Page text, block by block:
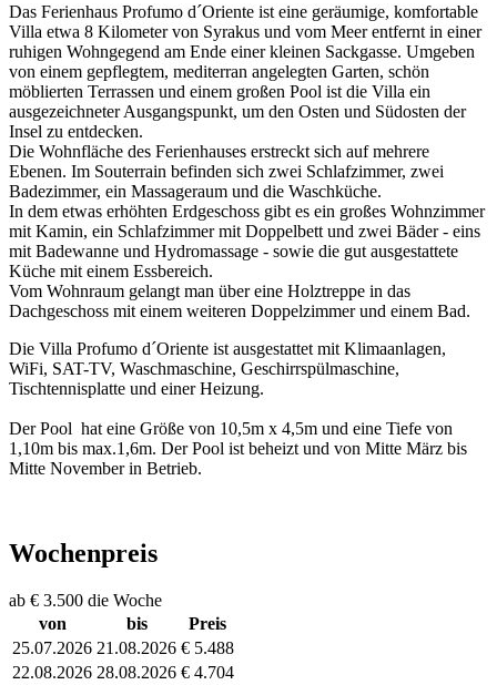
Das Ferienhaus Profumo d´Oriente ist eine geräumige, komfortable
Villa etwa 8 Kilometer von Syrakus und vom Meer entfernt in einer
ruhigen Wohngegend am Ende einer kleinen Sackgasse. Umgeben
von einem gepflegtem, mediterran angelegten Garten, schön
möblierten Terrassen und einem großen Pool ist die Villa ein
ausgezeichneter Ausgangspunkt, um den Osten und Südosten der
Insel zu entdecken.
Die Wohnfläche des Ferienhauses erstreckt sich auf mehrere
Ebenen. Im Souterrain befinden sich zwei Schlafzimmer, zwei
Badezimmer, ein Massageraum und die Waschküche.
In dem etwas erhöhten Erdgeschoss gibt es ein großes Wohnzimmer
mit Kamin, ein Schlafzimmer mit Doppelbett und zwei Bäder - eins
mit Badewanne und Hydromassage - sowie die gut ausgestattete
Küche mit einem Essbereich.
Vom Wohnraum gelangt man über eine Holztreppe in das
Dachgeschoss mit einem weiteren Doppelzimmer und einem Bad.
Die Villa Profumo d´Oriente ist ausgestattet mit Klimaanlagen,
WiFi, SAT-TV, Waschmaschine, Geschirrspülmaschine,
Tischtennisplatte und einer Heizung.
Der Pool hat eine Größe von 10,5m x 4,5m und eine Tiefe von
1,10m bis max.1,6m. Der Pool ist beheizt und von Mitte März bis
Mitte November in Betrieb.
Wochenpreis
ab € 3.500 die Woche
von
bis
Preis
25.07.2026 21.08.2026 € 5.488
22.08.2026 28.08.2026 € 4.704